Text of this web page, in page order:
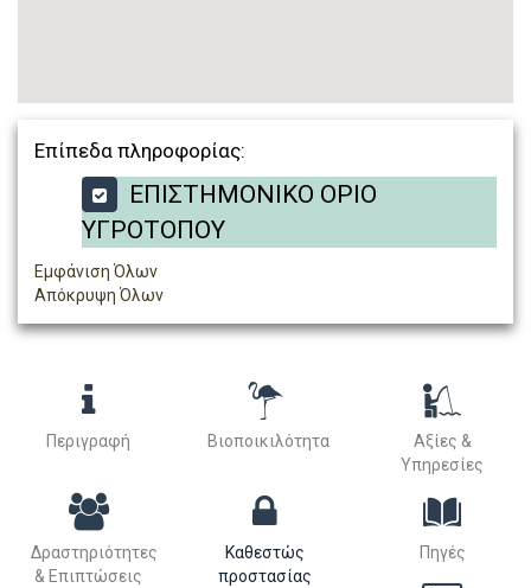
Επίπεδα πληροφορίας:
ΕΠΙΣΤΗΜΟΝΙΚΟ ΟΡΙΟ
ΥΓΡΟΤΟΠΟΥ
Εμφάνιση Όλων
Απόκρυψη Όλων
Περιγραφή Βιοποικιλότητα
Αξίες &
Υπηρεσίες
Δραστηριότητες
& Επιπτώσεις
Καθεστώς
προστασίας
Πηγές